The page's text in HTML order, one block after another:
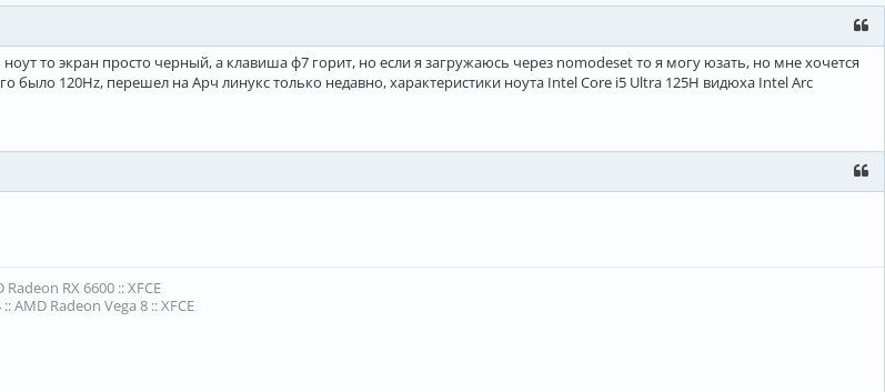
а
ц
то экран просто черный, а клавиша ф7 горит, но если я загружаюсь через nomodeset то я могу юзать, но мне хочется
было 120Hz, перешел на Арч линукс только недавно, характеристики ноута Intel Core i5 Ultra 125H видюха Intel Arc
RX 6600 :: XFCE
AMD Radeon Vega 8 :: XFCE